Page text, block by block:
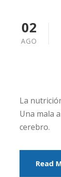
02
AGO
La
Una mala
cerebro.
Read